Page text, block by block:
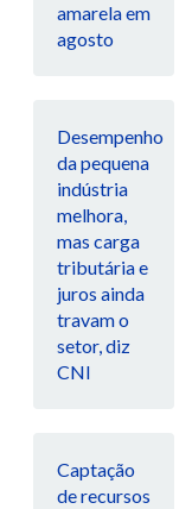
amarela em
agosto
Desempenho
da pequena
indústria
melhora,
mas carga
tributária e
juros ainda
travam o
setor, diz
CNI
Captação
de recursos